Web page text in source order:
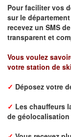
Pour faciliter vos
sur le
recevez un SMS
transparent et
Vous voulez
votre station de
✓ Déposez votre
✓ Les chauffeurs
de géolocalisation